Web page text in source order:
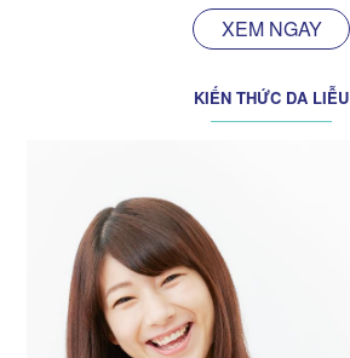
XEM NGAY
KIẾN THỨC DA LIỄU